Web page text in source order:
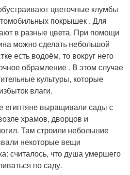
цветочные клумбы
покрышек . Для
в разные цвета. При помощи
можно сделать небольшой
есть водоём, то вокруг него
обрамление . В этом случае
культуры, которые
влаги.
египтяне выращивали сады с
храмов, дворцов и
Там строили небольшие
некоторые вещи
считалось, что душа умершего
по саду.